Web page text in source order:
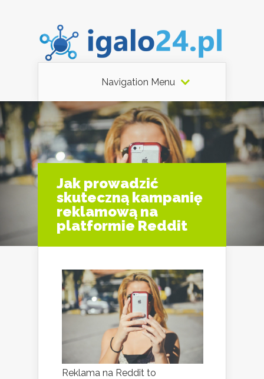
Navigation Menu
Jak prowadzić
skuteczną kampanię
reklamową na
platformie Reddit
Reklama na Reddit to